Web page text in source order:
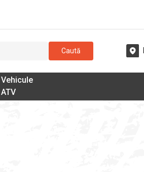
Caută
Vehicule
ATV